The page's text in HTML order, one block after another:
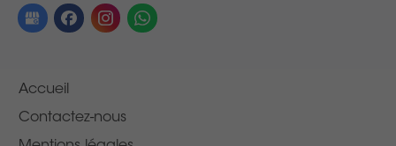
Accueil
Contactez-nous